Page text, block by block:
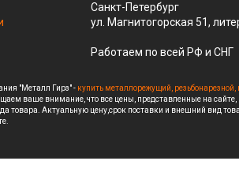
Санкт-Петербург
ул. Магнитогорская 51,
Работаем по всей РФ и СНГ
"Металл Гирз" - купить металлорежущий,
ваше внимание, что все цены, представленные на
товара. Актуальную цену,срок поставки и внешний вид